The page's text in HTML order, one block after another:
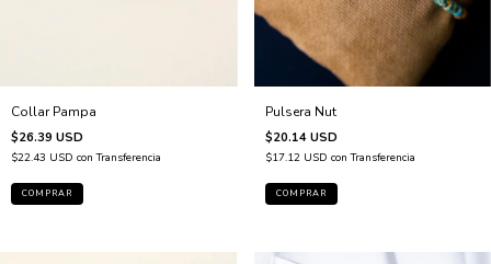
Collar Pampa
$26.39 USD
$22.43 USD con Transferencia
Pulsera Nut
$20.14 USD
$17.12 USD con Transferencia